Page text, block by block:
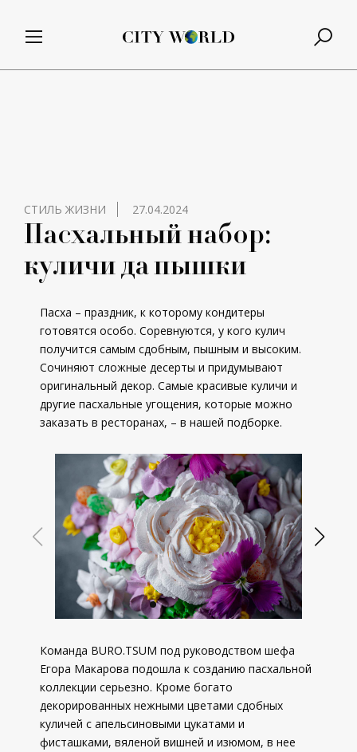
СТИЛЬ ЖИЗНИ 27.04.2024
Пасхальный набор:
куличи да пышки
Пасха – праздник, к которому кондитеры
готовятся особо. Соревнуются, у кого кулич
получится самым сдобным, пышным и высоким.
Сочиняют сложные десерты и придумывают
оригинальный декор. Самые красивые куличи и
другие пасхальные угощения, которые можно
заказать в ресторанах, – в нашей подборке.
Команда BURO.TSUM под руководством шефа
Егора Макарова подошла к созданию пасхальной
коллекции серьезно. Кроме богато
декорированных нежными цветами сдобных
куличей с апельсиновыми цукатами и
фисташками, вяленой вишней и изюмом, в нее